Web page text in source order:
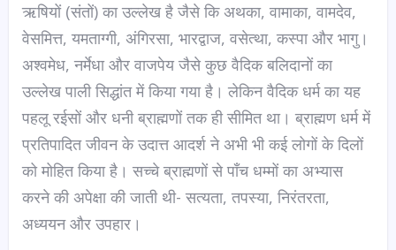
ऋषियों (संतों) का उल्लेख है जैसे कि अथका, वामाका, वामदेव,
वेसमित्त, यमताग्गी, अंगिरसा, भारद्वाज, वसेत्था, कस्पा और भागु।
अश्वमेध, नर्मेधा और वाजपेय जैसे कुछ वैदिक बलिदानों का
उल्लेख पाली सिद्धांत में किया गया है। लेकिन वैदिक धर्म का यह
पहलू रईसों और धनी ब्राह्मणों तक ही सीमित था। ब्राह्मण धर्म में
प्रतिपादित जीवन के उदात्त आदर्श ने अभी भी कई लोगों के दिलों
को मोहित किया है। सच्चे ब्राह्मणों से पाँच धम्मों का अभ्यास
करने की अपेक्षा की जाती थी- सत्यता, तपस्या, निरंतरता,
अध्ययन और उपहार।